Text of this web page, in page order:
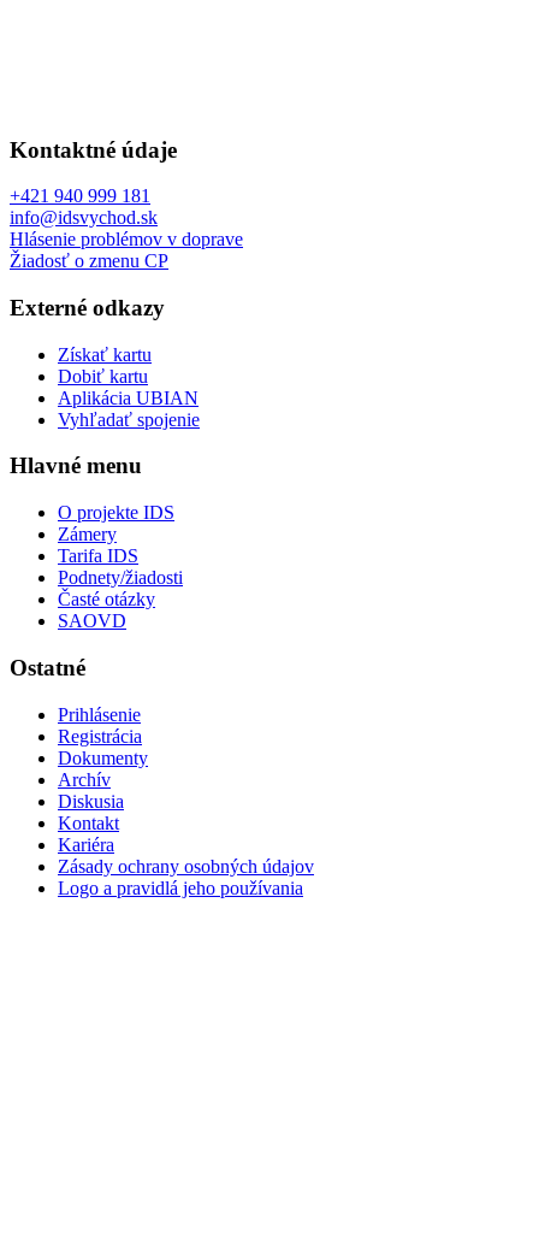
Kontaktné údaje
+421 940 999 181
info@idsvychod.sk
Hlásenie problémov v doprave
Žiadosť o zmenu CP
Externé odkazy
Získať kartu
Dobiť kartu
Aplikácia UBIAN
Vyhľadať spojenie
Hlavné menu
O projekte IDS
Zámery
Tarifa IDS
Podnety/žiadosti
Časté otázky
SAOVD
Ostatné
Prihlásenie
Registrácia
Dokumenty
Archív
Diskusia
Kontakt
Kariéra
Zásady ochrany osobných údajov
Logo a pravidlá jeho používania